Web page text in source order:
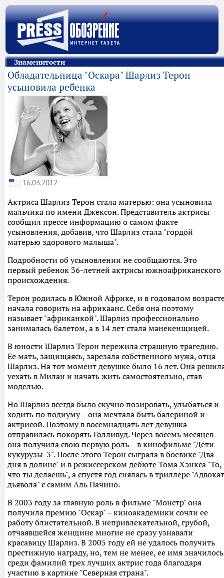
Знаменитости
Обладательница "Оскара" Шарлиз Терон
усыновила ребенка
16.03.2012
Актриса Шарлиз Терон стала матерью: она усыновила
мальчика по имени Джексон. Представитель актрисы
сообщил прессе информацию о самом факте
усыновления, добавив, что Шарлиз стала "гордой
матерью здорового малыша".
Подробности об усыновлении не сообщаются. Это
первый ребенок 36-летней актрисы южноафриканского
происхождения.
Терон родилась в Южной Африке, и в годовалом
начала говорить на африкаанс. Себя она поэтому
называет "африканкой". Шарлиз профессионально
занималась балетом, а в 14 лет стала манекенщицей.
В юности Шарлиз Терон пережила страшную трагедию.
Ее мать, защищаясь, зарезала собственного мужа, отца
Шарлиз. На тот момент девушке было 16 лет. Она
уехать в Милан и начать жить самостоятельно, став
моделью.
Но Шарлиз всегда было скучно позировать, улыбаться и
ходить по подиуму – она мечтала быть балериной и
актрисой. Поэтому в восемнадцать лет девушка
отправилась покорять Голливуд. Через восемь месяцев
она получила свою первую роль – в кинофильме "Дети
кукурузы-3". После этого Терон сыграла в боевике "Два
дня в долине" и в режиссерском дебюте Тома Хэнкса "То,
что ты делаешь", а спустя год снялась в триллере "Адвокат
дьявола" с самим Аль Пачино.
В 2003 году за главную роль в фильме "Монстр" она
получила премию "Оскар" – киноакадемики сочли ее
работу блистательной. В непривлекательной, грубой,
отчаявшейся женщине многие не сразу узнавали
красавицу Шарлиз. В 2005 году ей не удалось получить
престижную награду, но, тем не менее, ее имя значилось
среди фамилий трех лучших актрис года благодаря
участию в картине "Северная страна".